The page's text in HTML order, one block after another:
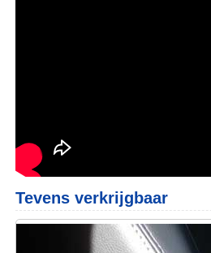
Tevens verkrijgbaar